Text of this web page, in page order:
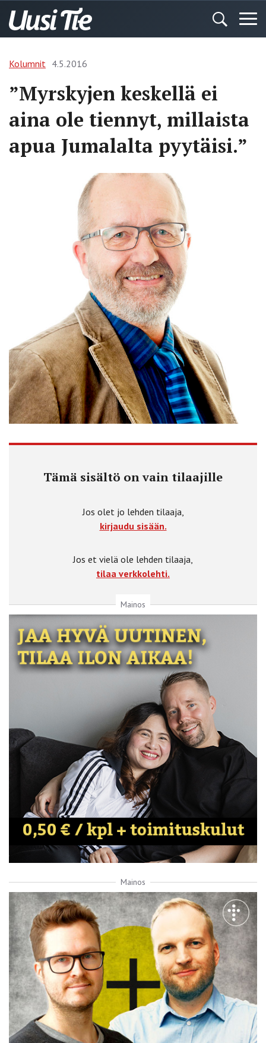
Kolumnit 4.5.2016
”Myrskyjen keskellä ei
aina ole tiennyt, millaista
apua Jumalalta pyytäisi.”
Tämä sisältö on vain tilaajille
Jos olet jo lehden tilaaja,
kirjaudu sisään.
Jos et vielä ole lehden tilaaja,
tilaa verkkolehti.
Mainos
Mainos